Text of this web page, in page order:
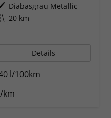
Außenfarbe Diabasgrau Metallic
Kilometerstand 20 km
Details
l/100km
km